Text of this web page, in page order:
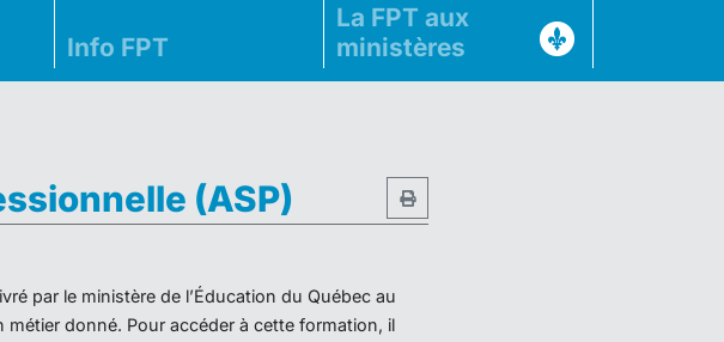
Info FPT
La FPT aux
ministères
(ASP)
par le ministère de l’Éducation du Québec au
donné. Pour accéder à cette formation, il